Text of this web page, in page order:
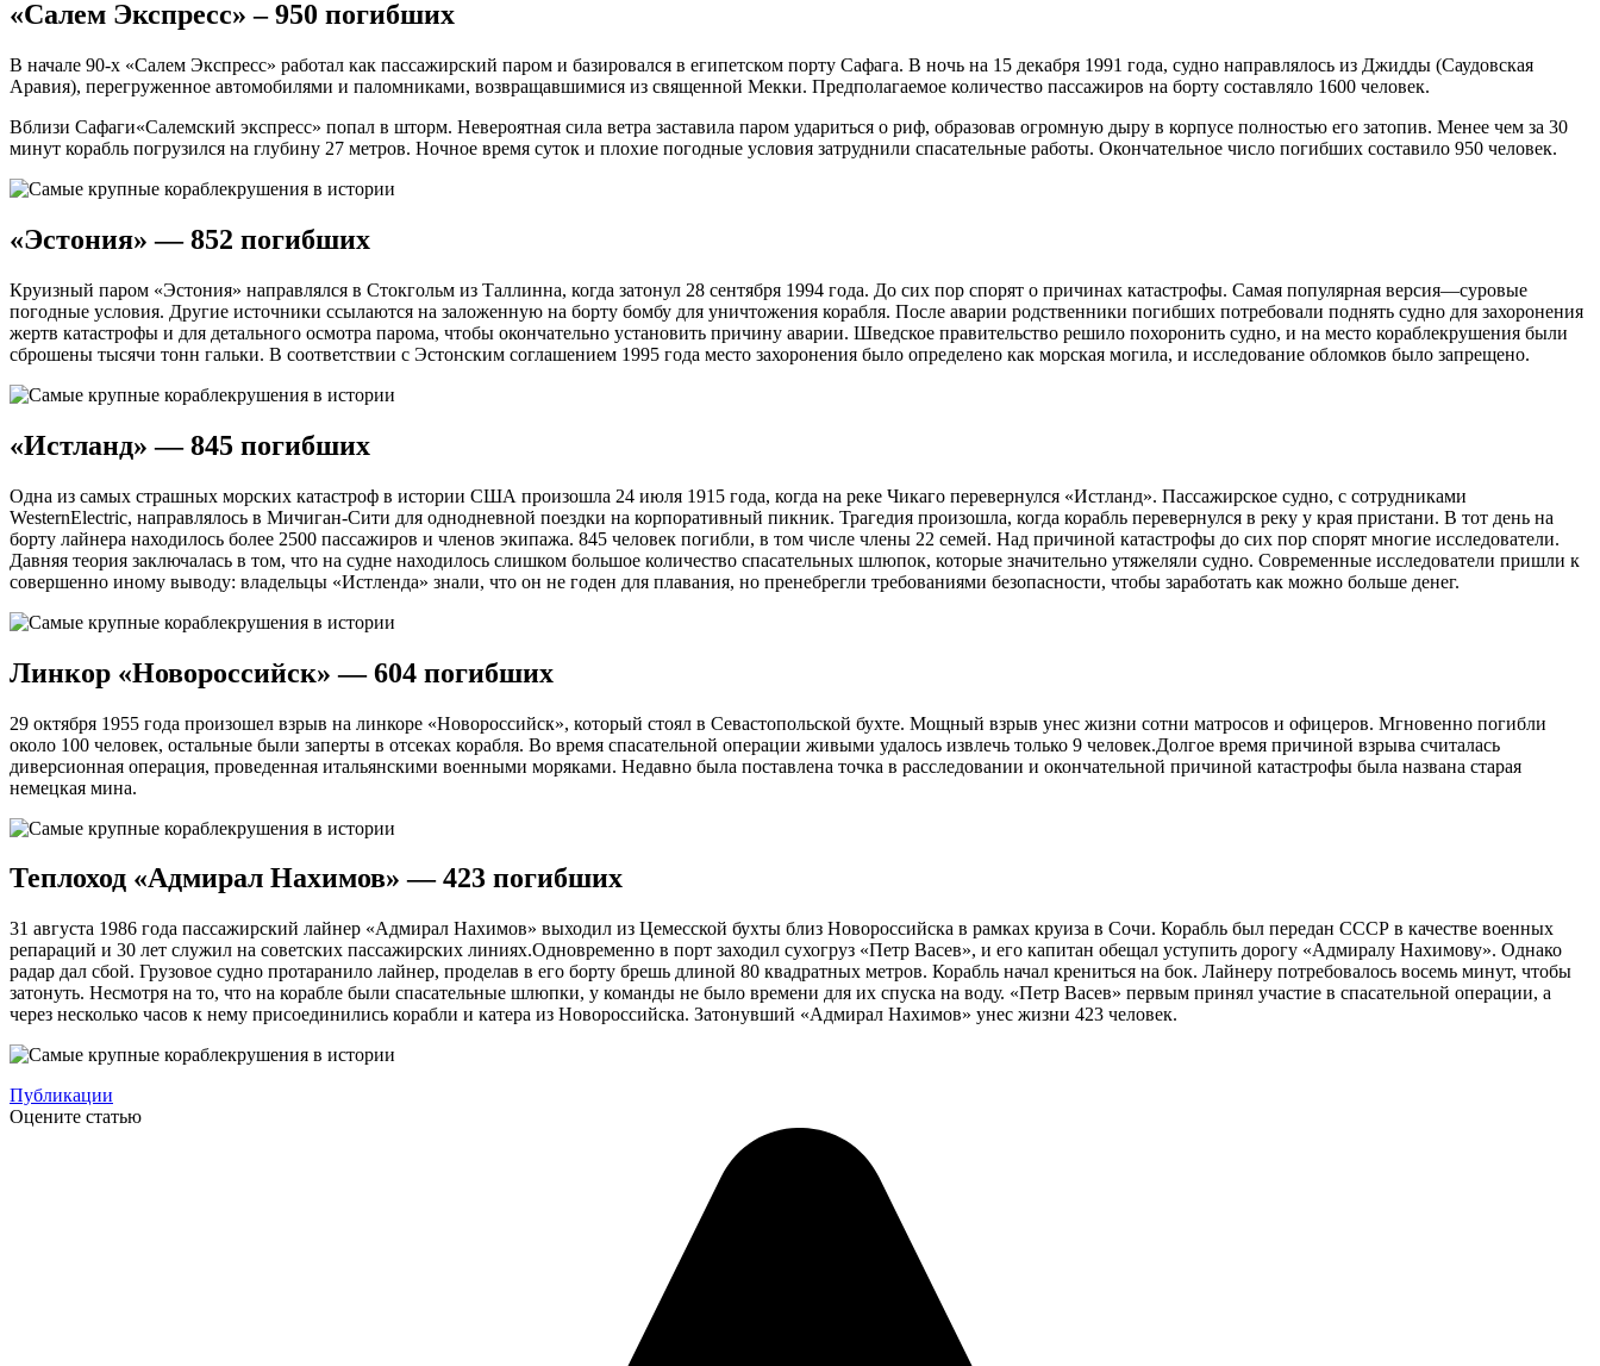
«Салем Экспресс» – 950 погибших
В начале 90-х «Салем Экспресс» работал как пассажирский паром и базировался в египетском порту Сафага. В ночь на 15 декабря 1991 года, судно направлялось из Джидды (Саудовская
Аравия), перегруженное автомобилями и паломниками, возвращавшимися из священной Мекки. Предполагаемое количество пассажиров на борту составляло 1600 человек.
Вблизи Сафаги«Салемский экспресс» попал в шторм. Невероятная сила ветра заставила паром удариться о риф, образовав огромную дыру в корпусе полностью его затопив. Менее чем за 30
минут корабль погрузился на глубину 27 метров. Ночное время суток и плохие погодные условия затруднили спасательные работы. Окончательное число погибших составило 950 человек.
«Эстония» — 852 погибших
Круизный паром «Эстония» направлялся в Стокгольм из Таллинна, когда затонул 28 сентября 1994 года. До сих пор спорят о причинах катастрофы. Самая популярная версия—суровые
погодные условия. Другие источники ссылаются на заложенную на борту бомбу для уничтожения корабля. После аварии родственники погибших потребовали поднять судно для захоронения
жертв катастрофы и для детального осмотра парома, чтобы окончательно установить причину аварии. Шведское правительство решило похоронить судно, и на место кораблекрушения были
сброшены тысячи тонн гальки. В соответствии с Эстонским соглашением 1995 года место захоронения было определено как морская могила, и исследование обломков было запрещено.
«Истланд» — 845 погибших
Одна из самых страшных морских катастроф в истории США произошла 24 июля 1915 года, когда на реке Чикаго перевернулся «Истланд». Пассажирское судно, с сотрудниками
WesternElectric, направлялось в Мичиган-Сити для однодневной поездки на корпоративный пикник. Трагедия произошла, когда корабль перевернулся в реку у края пристани. В тот день на
борту лайнера находилось более 2500 пассажиров и членов экипажа. 845 человек погибли, в том числе члены 22 семей. Над причиной катастрофы до сих пор спорят многие исследователи.
Давняя теория заключалась в том, что на судне находилось слишком большое количество спасательных шлюпок, которые значительно утяжеляли судно. Современные исследователи пришли к
совершенно иному выводу: владельцы «Истленда» знали, что он не годен для плавания, но пренебрегли требованиями безопасности, чтобы заработать как можно больше денег.
Линкор «Новороссийск» — 604 погибших
29 октября 1955 года произошел взрыв на линкоре «Новороссийск», который стоял в Севастопольской бухте. Мощный взрыв унес жизни сотни матросов и офицеров. Мгновенно погибли
около 100 человек, остальные были заперты в отсеках корабля. Во время спасательной операции живыми удалось извлечь только 9 человек.Долгое время причиной взрыва считалась
диверсионная операция, проведенная итальянскими военными моряками. Недавно была поставлена точка в расследовании и окончательной причиной катастрофы была названа старая
немецкая мина.
Теплоход «Адмирал Нахимов» — 423 погибших
31 августа 1986 года пассажирский лайнер «Адмирал Нахимов» выходил из Цемесской бухты близ Новороссийска в рамках круиза в Сочи. Корабль был передан СССР в качестве военных
репараций и 30 лет служил на советских пассажирских линиях.Одновременно в порт заходил сухогруз «Петр Васев», и его капитан обещал уступить дорогу «Адмиралу Нахимову». Однако
радар дал сбой. Грузовое судно протаранило лайнер, проделав в его борту брешь длиной 80 квадратных метров. Корабль начал крениться на бок. Лайнеру потребовалось восемь минут, чтобы
затонуть. Несмотря на то, что на корабле были спасательные шлюпки, у команды не было времени для их спуска на воду. «Петр Васев» первым принял участие в спасательной операции, а
через несколько часов к нему присоединились корабли и катера из Новороссийска. Затонувший «Адмирал Нахимов» унес жизни 423 человек.
Публикации
Оцените статью